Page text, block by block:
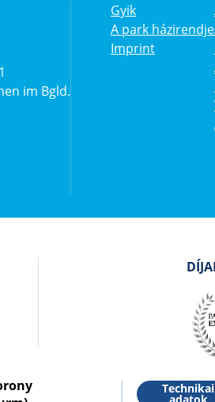
Technikai
im Bgld.
Gyik
A park házirendje
Imprint